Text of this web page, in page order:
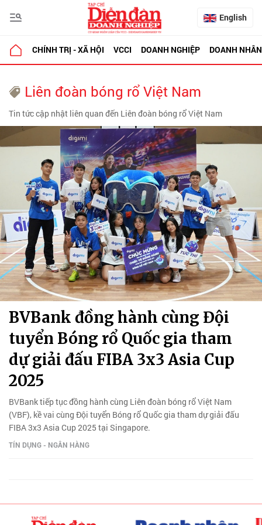
English
CHÍNH TRỊ - XÃ HỘI VCCI DOANH NGHIỆP DOANH NHÂN
Liên đoàn bóng rổ Việt Nam
Tin tức cập nhật liên quan đến Liên đoàn bóng rổ Việt Nam
BVBank đồng hành cùng Đội
tuyển Bóng rổ Quốc gia tham
dự giải đấu FIBA 3x3 Asia Cup
2025
BVBank tiếp tục đồng hành cùng Liên đoàn bóng rổ Việt Nam
(VBF), kề vai cùng Đội tuyển Bóng rổ Quốc gia tham dự giải đấu
FIBA 3x3 Asia Cup 2025 tại Singapore.
TÍN DỤNG - NGÂN HÀNG